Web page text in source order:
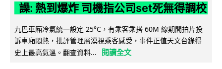
譟: 熱到爆炸 司機指公司set死無得調校
九巴車廂冷氣統一設定 25°C，有乘客乘搭 60M 線期間拍片投
訴車廂悶熱，批評管理層漠視乘客感受，事件正值天文台錄得
史上最高氣溫。翻查資料...
閱讀全文